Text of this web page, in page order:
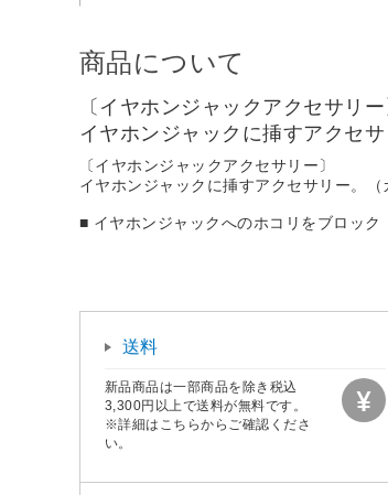
商品について
〔イヤホンジャックアクセサリー
イヤホンジャックに挿すアクセサ
〔イヤホンジャックアクセサリー〕
イヤホンジャックに挿すアクセサリー。（
■ イヤホンジャックへのホコリをブロック
送料
新品商品は一部商品を除き税込
3,300円以上で送料が無料です。
※詳細はこちらからご確認くださ
い。